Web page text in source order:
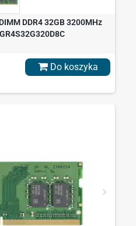
DDR4 32GB 3200MHz
Do koszyka